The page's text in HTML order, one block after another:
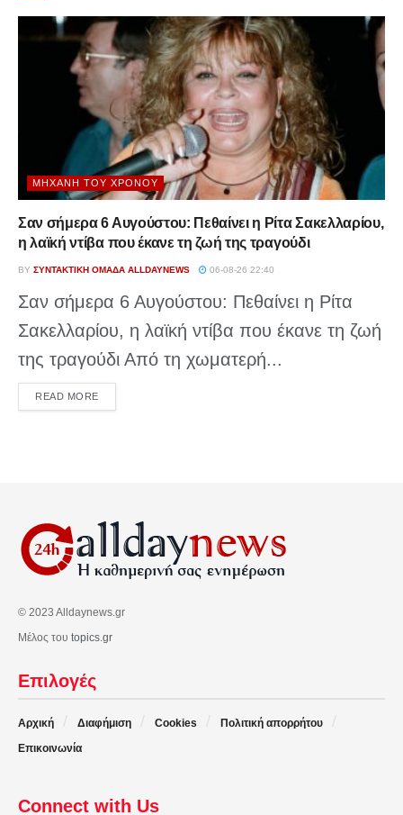
ΜΗΧΑΝΉ ΤΟΥ ΧΡΌΝΟΥ
Σαν σήμερα 6 Αυγούστου: Πεθαίνει η Ρίτα Σακελλαρίου,
η λαϊκή ντίβα που έκανε τη ζωή της τραγούδι
BY ΣΥΝΤΑΚΤΙΚΉ ΟΜΆΔΑ ALLDAYNEWS 06-08-26 22:40
Σαν σήμερα 6 Αυγούστου: Πεθαίνει η Ρίτα
Σακελλαρίου, η λαϊκή ντίβα που έκανε τη ζωή
της τραγούδι Από τη χωματερή...
READ MOREDETAILS
© 2023 Alldaynews.gr
Μέλος του topics.gr
Επιλογές
Αρχική Διαφήμιση Cookies
Πολιτική απορρήτου
Επικοινωνία
Connect with Us